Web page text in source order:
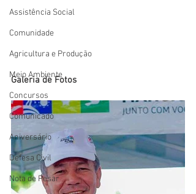
Assistência Social
Comunidade
Agricultura e Produção
Meio Ambiente
Concursos
Comunicado
Aniversário
Defesa Civil
Nota de Pesar
Galeria de Fotos